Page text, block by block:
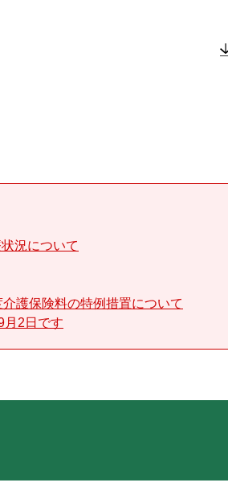
況について
護保険料の特例措置について
月2日です